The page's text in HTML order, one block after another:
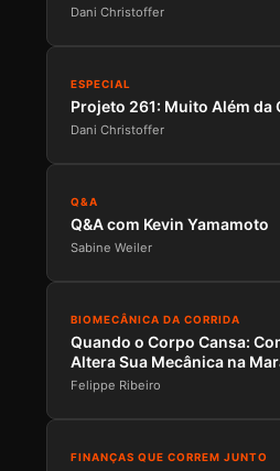
Dani Christoffer
ESPECIAL
Projeto 261: Muito Além da
Dani Christoffer
Q&A
Q&A com Kevin Yamamoto
Sabine Weiler
BIOMECÂNICA DA CORRIDA
Quando o Corpo Cansa:
Altera Sua Mecânica na
Felippe Ribeiro
FINANÇAS QUE CORREM JUNTO